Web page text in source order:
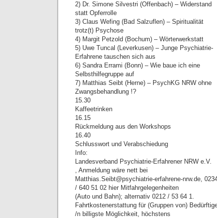
2) Dr. Simone Silvestri (Offenbach) – Widerstand
statt Opferrolle
3) Claus Wefing (Bad Salzuflen) – Spiritualität
trotz(t) Psychose
4) Margit Petzold (Bochum) – Wörterwerkstatt
5) Uwe Tuncal (Leverkusen) – Junge Psychiatrie-
Erfahrene tauschen sich aus
6) Sandra Errami (Bonn) – Wie baue ich eine
Selbsthilfegruppe auf
7) Matthias Seibt (Herne) – PsychKG NRW ohne
Zwangsbehandlung !?
15.30
Kaffeetrinken
16.15
Rückmeldung aus den Workshops
16.40
Schlusswort und Verabschiedung
Info:
Landesverband Psychiatrie-Erfahrener NRW e.V.
, Anmeldung wäre nett bei
Matthias.Seibt@psychiatrie-erfahrene-nrw.de,
/ 640 51 02 hier Mitfahrgelegenheiten
(Auto und Bahn); alternativ 0212 / 53 64 1.
Fahrtkostenerstattung für (Gruppen von)
/n billigste Möglichkeit, höchstens